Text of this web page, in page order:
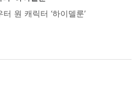
원 캐릭터 ‘하이델룬’